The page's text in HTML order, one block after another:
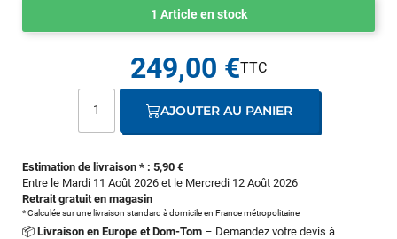
1 Article en stock
Estimation de livraison * : 5,90 €
Entre le Mardi 11 Août 2026 et le Mercredi 12 Août 2026
Retrait gratuit en magasin
* Calculée sur une livraison standard à domicile en France métropolitaine
📦 Livraison en Europe et Dom-Tom – Demandez votre devis à
249,00 €
AJOUTER AU PANIER